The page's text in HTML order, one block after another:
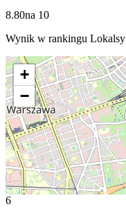
8.80na 10
Wynik w rankingu Lokalsy
+
−
6